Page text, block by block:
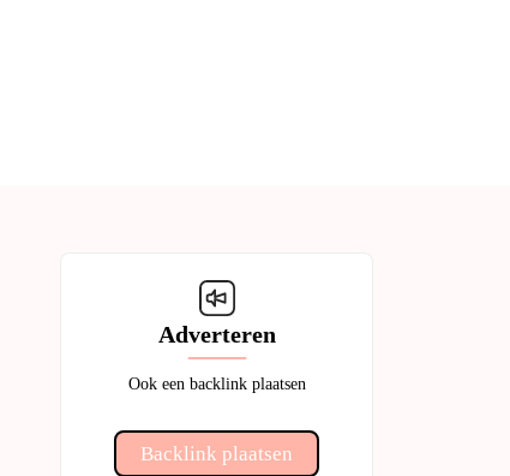
Adverteren
Ook een backlink plaatsen
Backlink plaatsen